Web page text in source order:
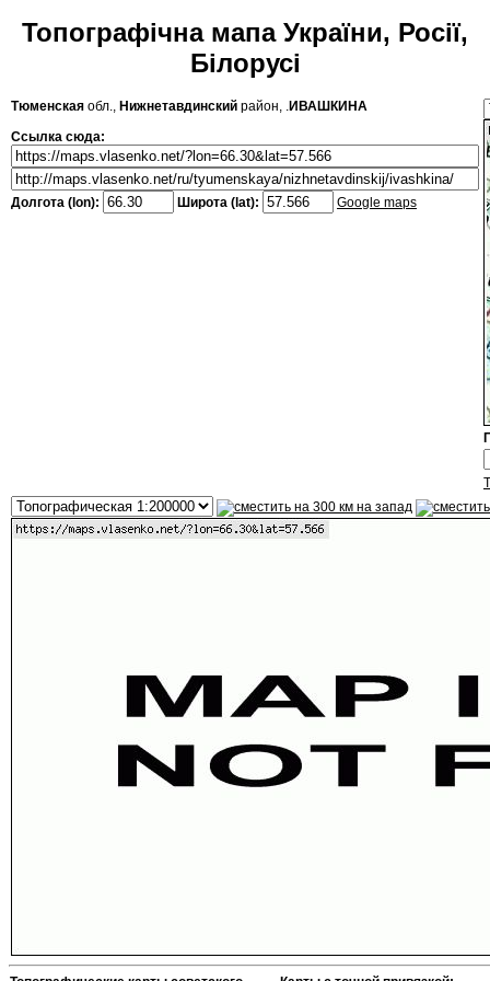
Топографічна мапа України, Росії,
Білорусі
Тюменская обл., Нижнетавдинский район, .ИВАШКИНА
Ссылка сюда:
Долгота (lon): Широта (lat): Google maps